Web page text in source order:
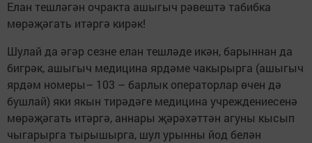
Елан тешләгән очракта ашыгыч рәвештә табибка
мөрәҗәгать итәргә кирәк!
Шулай да әгәр сезне елан тешләде икән, барыннан да
бигрәк, ашыгыч медицина ярдәме чакырырга (ашыгыч
ярдәм номеры– 103 – барлык операторлар өчен дә
бушлай) яки якын тирәдәге медицина учреждениесенә
мөрәҗәгать итәргә, аннары җәрәхәттән агуны кысып
чыгарырга тырышырга, шул урынны йод белән